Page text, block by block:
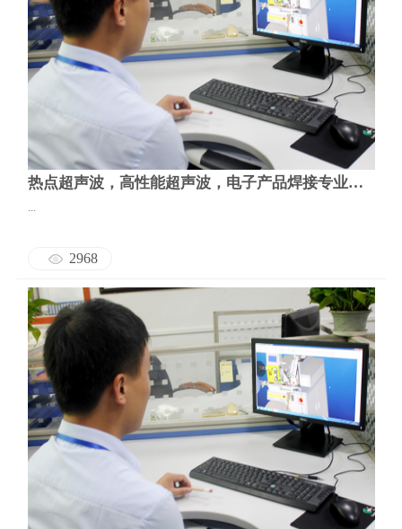
热点超声波，高性能超声波，电子产品焊接专业设备
...
2968